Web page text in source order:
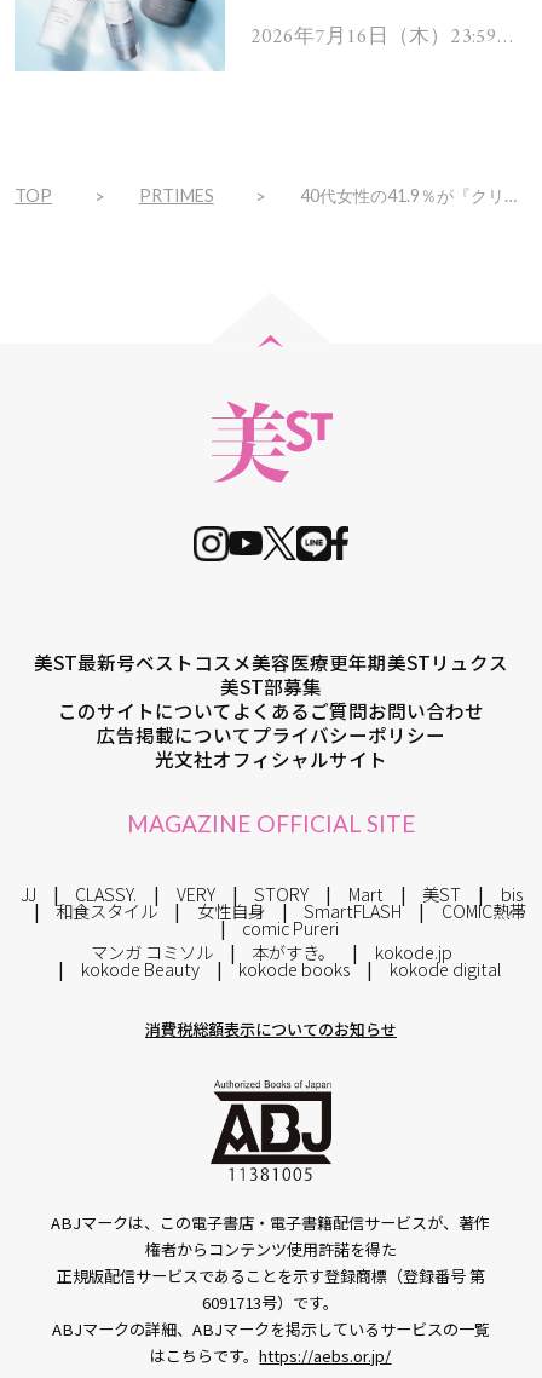
ムを13名様にプレゼン
2026年7月16日（木）23:59ま
TOP PRTIMES 40代女性の41.9％が『クリーム』を使用中！保湿力を実感したい方におすすめのアイテム紹介
美ST最新号ベストコスメ美容医療更年期美STリュクス
美ST部募集
このサイトについてよくあるご質問お問い合わせ
広告掲載についてプライバシーポリシー
光文社オフィシャルサイト
MAGAZINE OFFICIAL SITE
JJ CLASSY. VERY STORY Mart 美ST bis
和食スタイル 女性自身 SmartFLASH COMIC熱帯
comic Pureri
マンガ コミソル
本がすき。 kokode.jp
kokode Beauty kokode books kokode digital
消費税総額表示についてのお知らせ
ABJマークは、この電子書店・電子書籍配信サービスが、著作
権者からコンテンツ使用許諾を得た
正規版配信サービスであることを示す登録商標（登録番号 第
6091713号）です。
ABJマークの詳細、ABJマークを掲示しているサービスの一覧
はこちらです。https://aebs.or.jp/